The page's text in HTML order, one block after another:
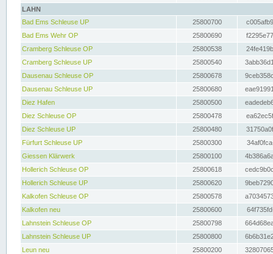
LAHN
Bad Ems Schleuse UP
25800700
Bad Ems Wehr OP
25800690
Cramberg Schleuse OP
25800538
Cramberg Schleuse UP
25800540
Dausenau Schleuse OP
25800678
Dausenau Schleuse UP
25800680
Diez Hafen
25800500
Diez Schleuse OP
25800478
Diez Schleuse UP
25800480
Fürfurt Schleuse UP
25800300
Giessen Klärwerk
25800100
Hollerich Schleuse OP
25800618
Hollerich Schleuse UP
25800620
Kalkofen Schleuse OP
25800578
Kalkofen neu
25800600
Lahnstein Schleuse OP
25800798
Lahnstein Schleuse UP
25800800
Leun neu
25800200